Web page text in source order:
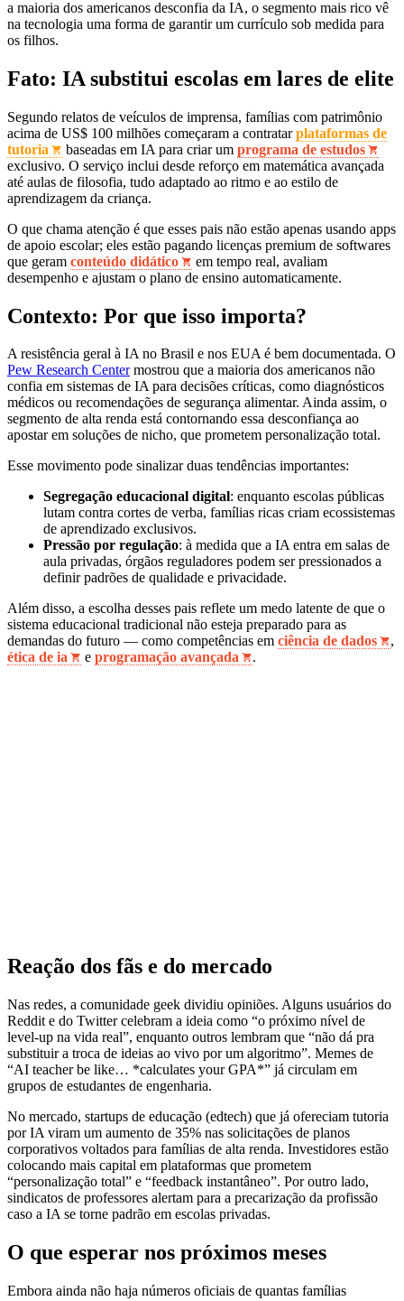
a maioria dos americanos desconfia da IA, o segmento mais rico vê
na tecnologia uma forma de garantir um currículo sob medida para
os filhos.
Fato: IA substitui escolas em lares de elite
Segundo relatos de veículos de imprensa, famílias com patrimônio
acima de US$ 100 milhões começaram a contratarplataformas de
tutoria
baseadas em IA para criar um programa de estudos
exclusivo. O serviço inclui desde reforço em matemática avançada
até aulas de filosofia, tudo adaptado ao ritmo e ao estilo de
aprendizagem da criança.
O que chama atenção é que esses pais não estão apenas usando apps
de apoio escolar; eles estão pagando licenças premium de softwares
que geram conteúdo didático
em tempo real, avaliam
desempenho e ajustam o plano de ensino automaticamente.
Contexto: Por que isso importa?
A resistência geral à IA no Brasil e nos EUA é bem documentada. O
Pew Research Centermostrou que a maioria dos americanos não
confia em sistemas de IA para decisões críticas, como diagnósticos
médicos ou recomendações de segurança alimentar. Ainda assim, o
segmento de alta renda está contornando essa desconfiança ao
apostar em soluções de nicho, que prometem personalização total.
Esse movimento pode sinalizar duas tendências importantes:
Segregação educacional digital: enquanto escolas públicas
lutam contra cortes de verba, famílias ricas criam ecossistemas
de aprendizado exclusivos.
Pressão por regulação: à medida que a IA entra em salas de
aula privadas, órgãos reguladores podem ser pressionados a
definir padrões de qualidade e privacidade.
Além disso, a escolha desses pais reflete um medo latente de que o
sistema educacional tradicional não esteja preparado para as
demandas do futuro — como competências em ciência de dados
,
ética de ia
e programação avançada .
Reação dos fãs e do mercado
Nas redes, a comunidade geek dividiu opiniões. Alguns usuários do
Reddit e do Twitter celebram a ideia como “o próximo nível de
level‑up na vida real”, enquanto outros lembram que “não dá pra
substituir a troca de ideias ao vivo por um algoritmo”. Memes de
“AI teacher be like… *calculates your GPA*” já circulam em
grupos de estudantes de engenharia.
No mercado, startups de educação (edtech) que já ofereciam tutoria
por IA viram um aumento de 35% nas solicitações de planos
corporativos voltados para famílias de alta renda. Investidores estão
colocando mais capital em plataformas que prometem
“personalização total” e “feedback instantâneo”. Por outro lado,
sindicatos de professores alertam para a precarização da profissão
caso a IA se torne padrão em escolas privadas.
O que esperar nos próximos meses
Embora ainda não haja números oficiais de quantas famílias